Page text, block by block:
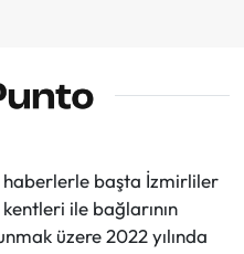
haberlerle başta İzmirliler
ile bağlarının
üzere 2022 yılında